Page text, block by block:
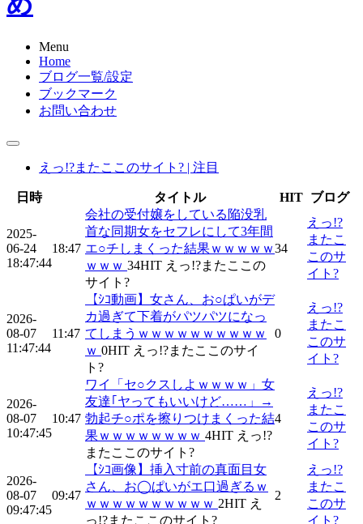
Menu
Home
ブログ一覧/設定
ブックマーク
お問い合わせ
えっ!?またここのサイト? | 注目
日時 タイトル HIT ブログ
2025-
06-24
18:47:44
18:47
会社の受付嬢をしている陥没乳
首な同期女をセフレにして3年間
エ○チしまくった結果ｗｗｗｗｗ
ｗｗｗ 34HIT えっ!?またここの
サイト?
34
えっ!?
またこ
このサ
イト?
2026-
08-07
11:47:44
11:47
【ｼｺ動画】女さん、お○ぱいがデ
カ過ぎて下着がパツパツになっ
てしまうｗｗｗｗｗｗｗｗｗｗ
ｗ 0HIT えっ!?またここのサイ
ト?
0
えっ!?
またこ
このサ
イト?
2026-
08-07
10:47:45
10:47
ワイ「セ○クスしよｗｗｗｗ」女
友達｢ヤってもいいけど……」→
勃起チ○ポを擦りつけまくった結
果ｗｗｗｗｗｗｗｗ 4HIT えっ!?
またここのサイト?
4
えっ!?
またこ
このサ
イト?
2026-
08-07
09:47:45
09:47
【ｼｺ画像】挿入寸前の真面目女
さん、お◯ぱいがエ口過ぎるｗ
ｗｗｗｗｗｗｗｗｗｗ 2HIT え
っ!?またここのサイト?
2
えっ!?
またこ
このサ
イト?